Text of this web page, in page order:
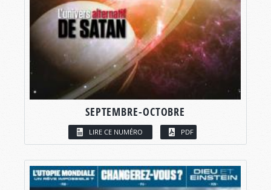
SEPTEMBRE-OCTOBRE
LIRE CE NUMÉRO PDF